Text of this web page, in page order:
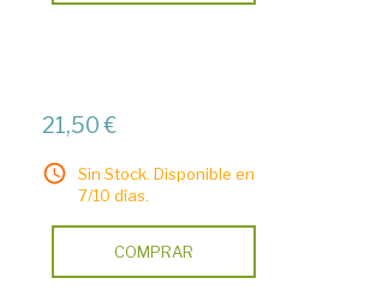
21,50 €
Sin Stock. Disponible en
7/10 días.
COMPRAR